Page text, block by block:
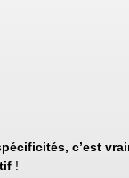
c’est
!